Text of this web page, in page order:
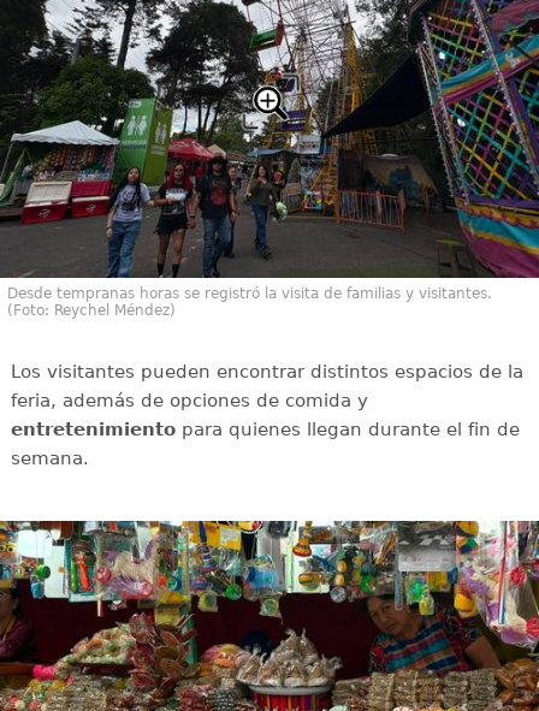
Desde tempranas horas se registró la visita de familias y visitantes.
(Foto: Reychel Méndez)
Los visitantes pueden encontrar distintos espacios de la
feria, además de opciones de comida y
entretenimientopara quienes llegan durante el fin de
semana.